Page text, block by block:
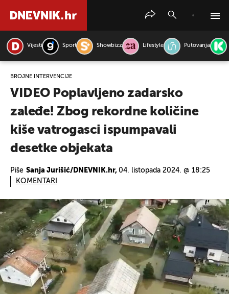
Vijesti Sport Showbizz Lifestyle Putovanja
BROJNE INTERVENCIJE
VIDEO Poplavljeno zadarsko
zaleđe! Zbog rekordne količine
kiše vatrogasci ispumpavali
desetke objekata
Piše Sanja Jurišić/DNEVNIK.hr, 04. listopada 2024. @ 18:25
KOMENTARI
PRETRAŽITE VIJESTI